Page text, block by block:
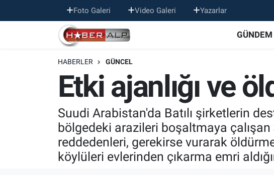
Foto Galeri Video Galeri Yazarlar
GÜNDEM
HABERLER GÜNCEL
Etki ajanlığı ve
Suudi Arabistan'da Batılı şirketlerin
bölgedeki arazileri boşaltmaya
reddedenleri, gerekirse vurarak
köylüleri evlerinden çıkarma emri
Nöbetçi Eczaneler
Hava Durumu
Trafik Durumu
Süper Lig Puan Durumu ve Fikstür
Tüm Manşetler
Son Dakika Haberleri